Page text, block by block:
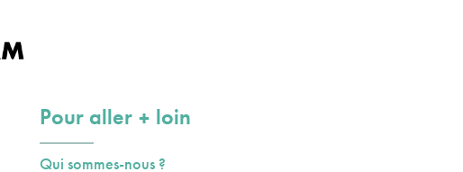
Pour aller plusloin
Qui sommes-nous ?